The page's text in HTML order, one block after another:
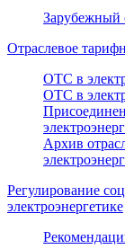
Зарубежный
Отраслевое
ОТС в
ОТС в
Архив
Регулирование
электроэнергетике